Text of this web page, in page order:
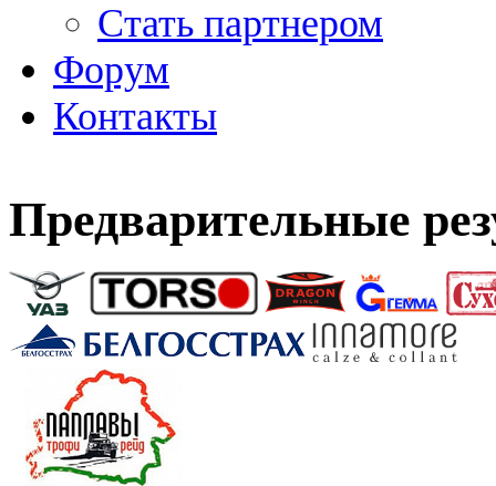
Стать партнером
Форум
Контакты
Предварительные